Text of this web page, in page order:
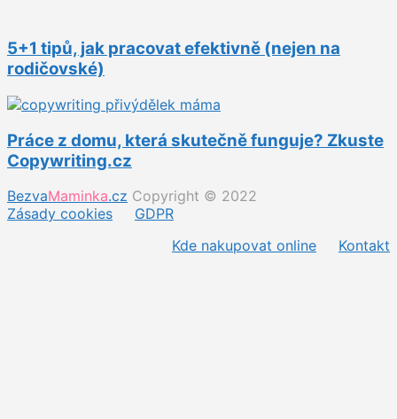
5+1 tipů, jak pracovat efektivně (nejen na
rodičovské)
Práce z domu, která skutečně funguje? Zkuste
Copywriting.cz
BezvaMaminka.cz Copyright © 2022
Zásady cookies
GDPR
Kde nakupovat online
Kontakt